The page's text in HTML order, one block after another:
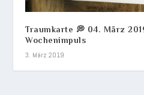
Traumkarte 💭 04. März
Wochenimpuls
3. März 2019